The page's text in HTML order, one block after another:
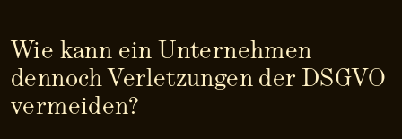
Wie kann ein Unternehmen
dennoch Verletzungen der DSGVO
vermeiden?